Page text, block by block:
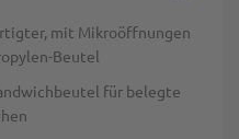
mit Mikroöffnungen
Beutel
für belegte